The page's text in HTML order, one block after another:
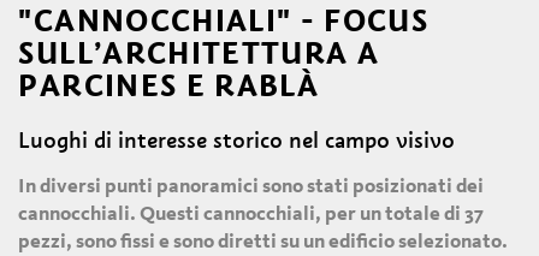
"CANNOCCHIALI" - FOCUS
SULL’ARCHITETTURA A
PARCINES E RABLÀ
Luoghi di interesse storico nel campo visivo
In diversi punti panoramici sono stati posizionati dei
cannocchiali. Questi cannocchiali, per un totale di 37
pezzi, sono fissi e sono diretti su un edificio selezionato.